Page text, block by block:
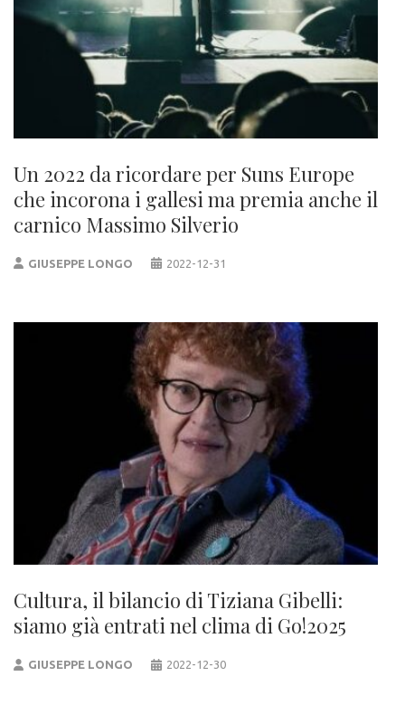
Un 2022 da ricordare per Suns Europe
che incorona i gallesi ma premia anche il
carnico Massimo Silverio
GIUSEPPE LONGO 2022-12-31
Cultura, il bilancio di Tiziana Gibelli:
siamo già entrati nel clima di Go!2025
GIUSEPPE LONGO 2022-12-30